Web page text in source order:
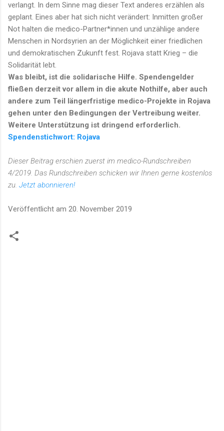
verlangt. In dem Sinne mag dieser Text anderes erzählen als
geplant. Eines aber hat sich nicht verändert: Inmitten großer
Not halten die medico-Partner*innen und unzählige andere
Menschen in Nordsyrien an der Möglichkeit einer friedlichen
und demokratischen Zukunft fest. Rojava statt Krieg – die
Solidarität lebt.
Was bleibt, ist die solidarische Hilfe. Spendengelder
fließen derzeit vor allem in die akute Nothilfe, aber auch
andere zum Teil längerfristige medico-Projekte in Rojava
gehen unter den Bedingungen der Vertreibung weiter.
Weitere Unterstützung ist dringend erforderlich.
Spendenstichwort: Rojava
Dieser Beitrag erschien zuerst im medico-Rundschreiben
4/2019. Das Rundschreiben schicken wir Ihnen gerne kostenlos
zu. Jetzt abonnieren!
Veröffentlicht am 20. November 2019